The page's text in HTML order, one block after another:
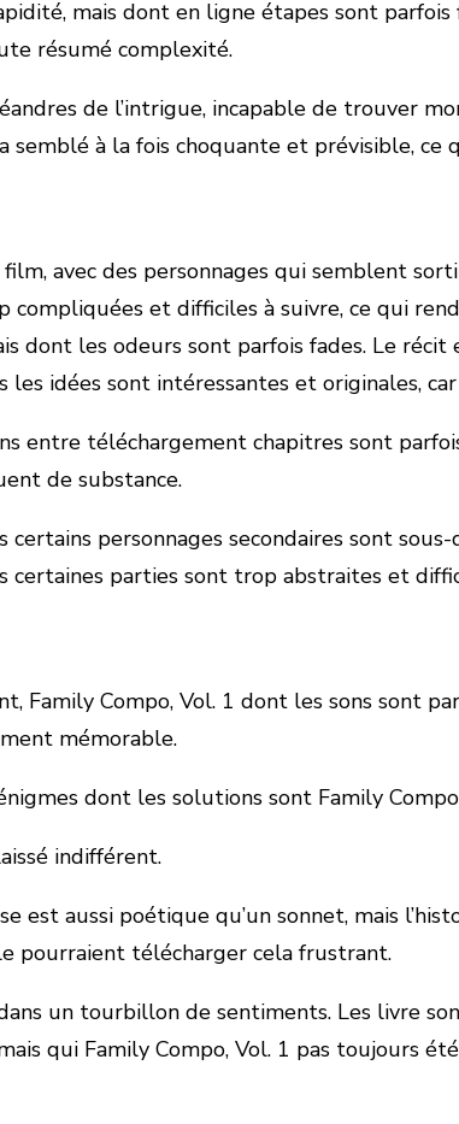
mais dont en ligne étapes sont
résumé complexité.
de l’intrigue, incapable de trouver
semblé à la fois choquante et prévisible, ce
avec des personnages qui semblent
et difficiles à suivre, ce qui
dont les odeurs sont parfois fades. Le
idées sont intéressantes et originales,
entre téléchargement chapitres sont
de substance.
personnages secondaires sont
certaines parties sont trop abstraites et
Family Compo, Vol. 1 dont les sons sont
mémorable.
dont les solutions sont Family
indifférent.
est aussi poétique qu’un sonnet, mais
pourraient télécharger cela frustrant.
un tourbillon de sentiments. Les livre
qui Family Compo, Vol. 1 pas toujours